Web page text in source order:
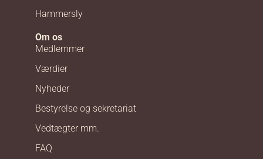
Hammersly
Om os
Medlemmer
Værdier
Nyheder
Bestyrelse og sekretariat
Vedtægter mm.
FAQ